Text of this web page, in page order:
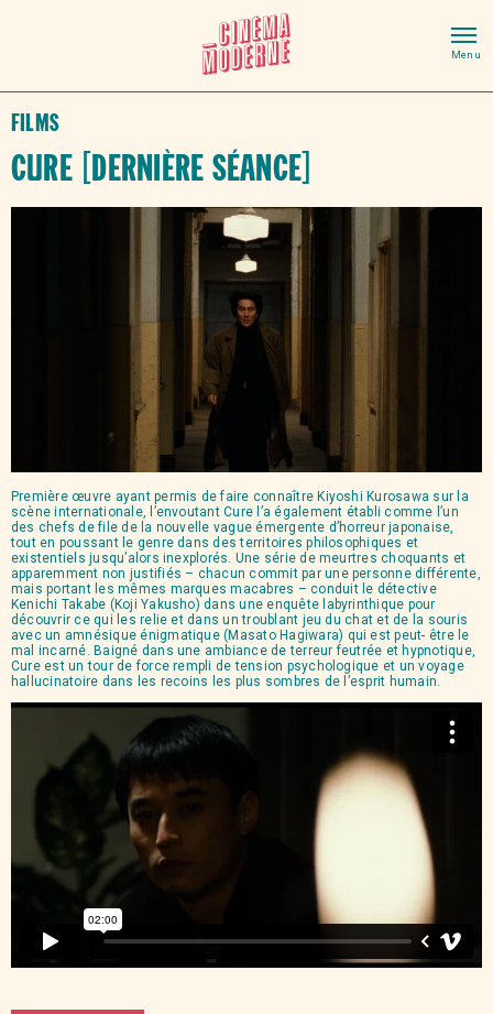
Films
Cure [DERNIÈRE SÉANCE]
Première œuvre ayant permis de faire connaître Kiyoshi Kurosawa sur la
scène internationale, l’envoutant Cure l’a également établi comme l’un
des chefs de file de la nouvelle vague émergente d’horreur japonaise,
tout en poussant le genre dans des territoires philosophiques et
existentiels jusqu’alors inexplorés. Une série de meurtres choquants et
apparemment non justifiés – chacun commit par une personne différente,
mais portant les mêmes marques macabres – conduit le détective
Kenichi Takabe (Koji Yakusho) dans une enquête labyrinthique pour
découvrir ce qui les relie et dans un troublant jeu du chat et de la souris
avec un amnésique énigmatique (Masato Hagiwara) qui est peut- être le
mal incarné. Baigné dans une ambiance de terreur feutrée et hypnotique,
Cure est un tour de force rempli de tension psychologique et un voyage
hallucinatoire dans les recoins les plus sombres de l’esprit humain.